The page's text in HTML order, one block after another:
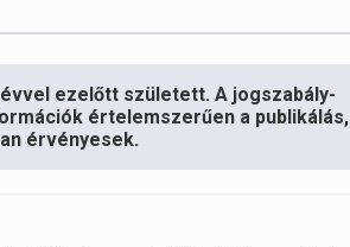
ezelőtt született. A jogszabály-
értelemszerűen a publikálás,
érvényesek.